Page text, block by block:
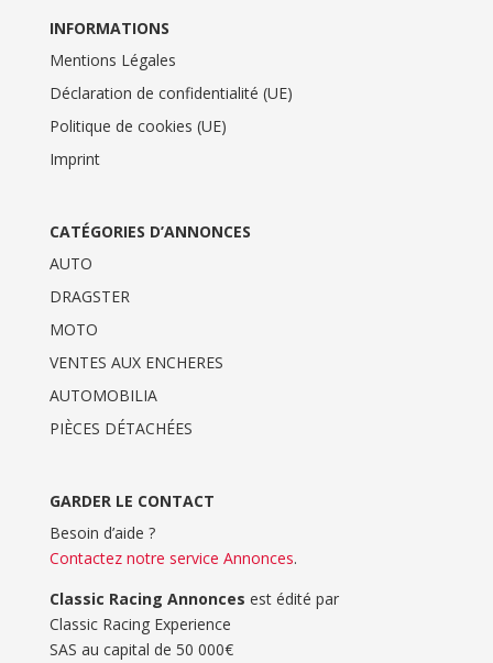
INFORMATIONS
Mentions Légales
Déclaration de confidentialité (UE)
Politique de cookies (UE)
Imprint
CATÉGORIES D’ANNONCES
AUTO
DRAGSTER
MOTO
VENTES AUX ENCHERES
AUTOMOBILIA
PIÈCES DÉTACHÉES
GARDER LE CONTACT
Besoin d’aide ?
Contactez notre service Annonces.
Classic Racing Annonces est édité par
Classic Racing Experience
SAS au capital de 50 000€